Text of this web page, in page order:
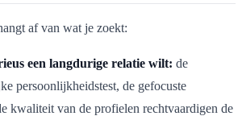
af van wat je zoekt:
een langdurige relatie wilt: de
persoonlijkheidstest, de gefocuste
kwaliteit van de profielen rechtvaardigen de